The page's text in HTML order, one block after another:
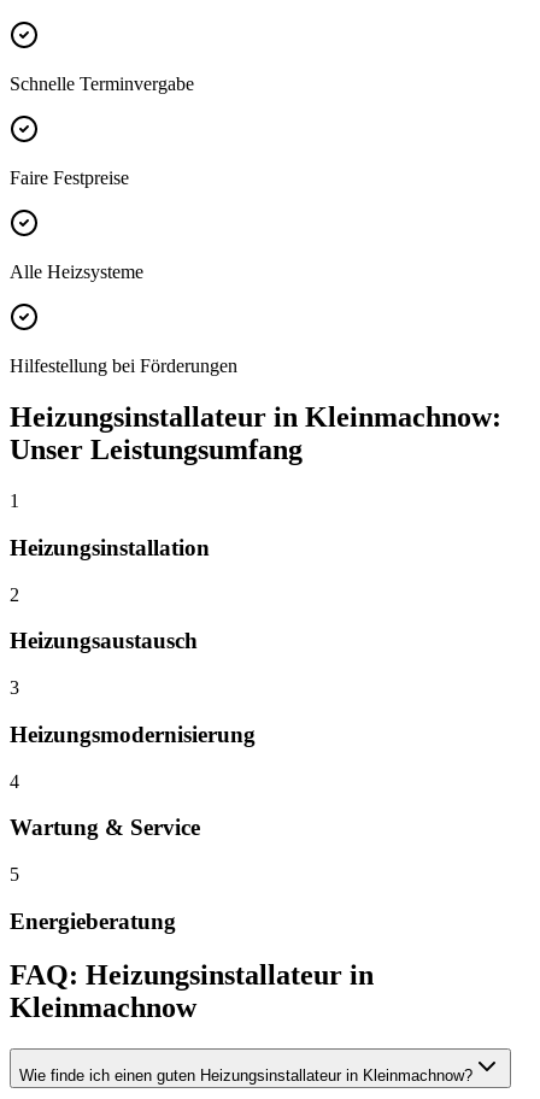
Schnelle Terminvergabe
Faire Festpreise
Alle Heizsysteme
Hilfestellung bei Förderungen
Heizungsinstallateur in Kleinmachnow:
Unser Leistungsumfang
1
Heizungsinstallation
2
Heizungsaustausch
3
Heizungsmodernisierung
4
Wartung & Service
5
Energieberatung
FAQ: Heizungsinstallateur in
Kleinmachnow
Wie finde ich einen guten Heizungsinstallateur in Kleinmachnow?